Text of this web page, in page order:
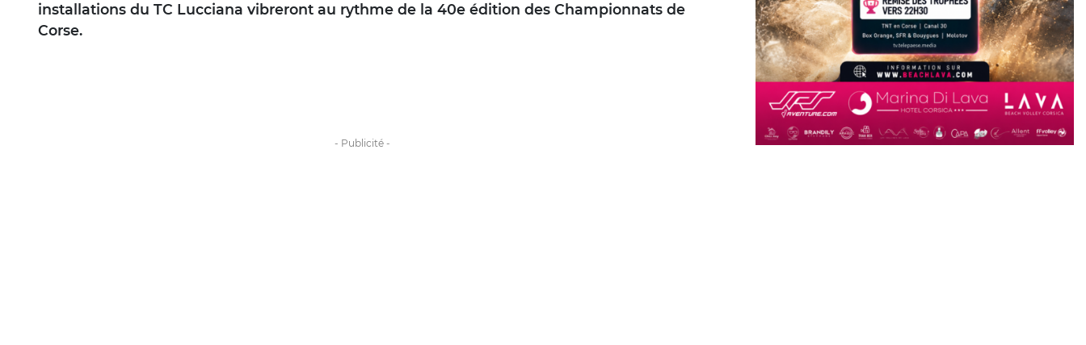
installations du TC Lucciana vibreront au rythme de la 40e édition des Championnats de
Corse.